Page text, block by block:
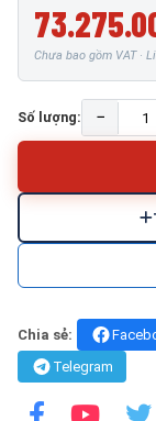
Chưa bao gồm VAT ·
Số lượng: −
Chia sẻ:
Telegram